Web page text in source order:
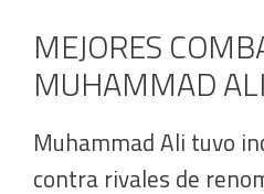
MEJORES
MUHAMMAD ALI
Muhammad Ali tuvo
contra rivales de